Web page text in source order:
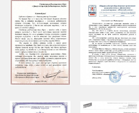
Согласие пользователя сайта на обработку персональных
Политика конфиденциальности персональных данных
Политика в отношении обработки персональных данных
127560, Россия, Москва,
ул. Конёнкова, дом 14,
помещение 5/1